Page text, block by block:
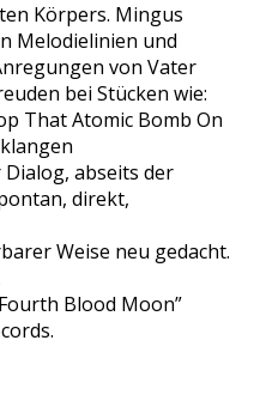
Körpers. Mingus
Melodielinien und
von Vater
bei Stücken wie:
That Atomic Bomb On
abseits der
direkt,
Weise neu gedacht.
Blood Moon”